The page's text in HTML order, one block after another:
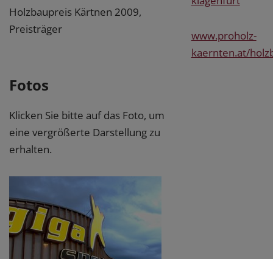
Holzbaupreis Kärtnen 2009,
Preisträger
Fotos
Klicken Sie bitte auf das Foto, um
eine vergrößerte Darstellung zu
erhalten.
www.proholz-
kaernten.at/